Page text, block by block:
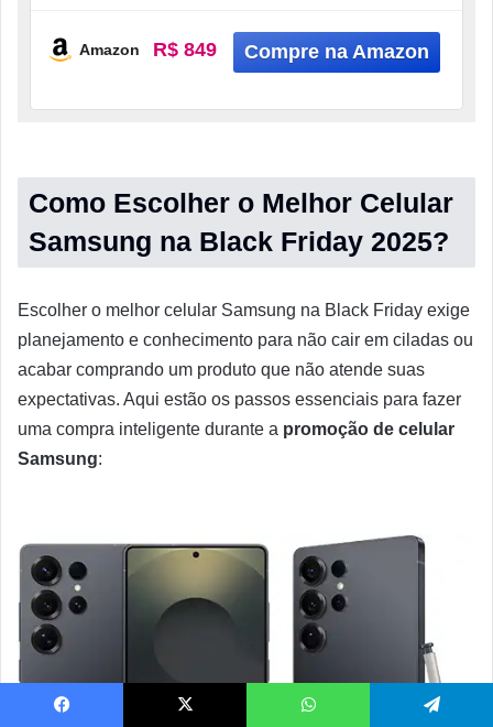
Amazon R$ 849
Como Escolher o Melhor Celular
Samsung na Black Friday 2025?
Escolher o melhor celular Samsung na Black Friday exige
planejamento e conhecimento para não cair em ciladas ou
acabar comprando um produto que não atende suas
expectativas. Aqui estão os passos essenciais para fazer
uma compra inteligente durante a promoção de celular
Samsung: